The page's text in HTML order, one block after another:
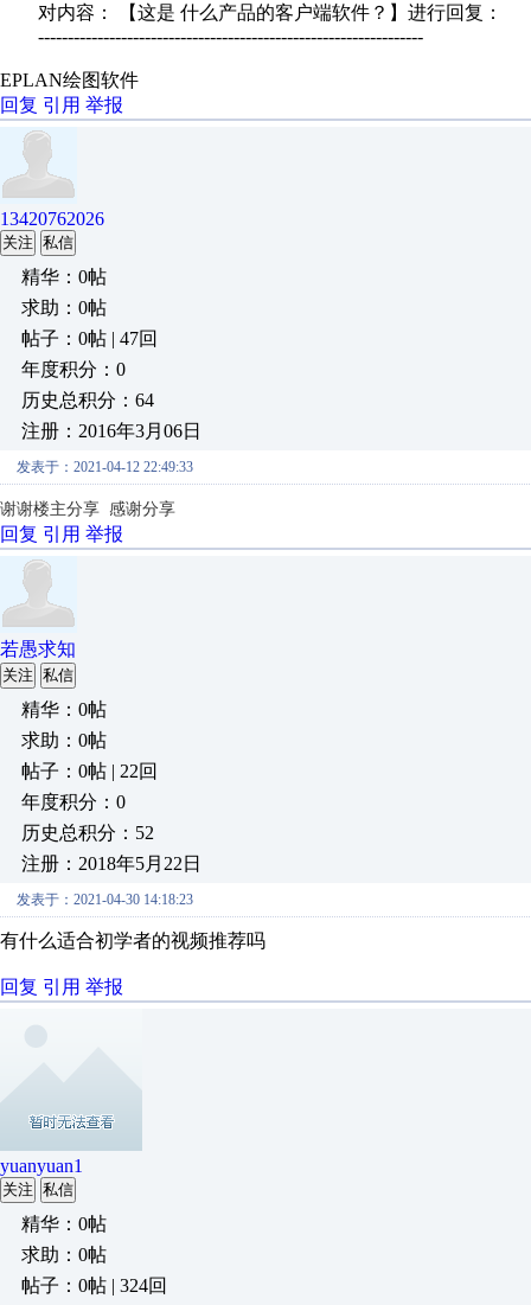
对内容： 【这是 什么产品的客户端软件？】进行回复：
-----------------------------------------------------------------
EPLAN绘图软件
回复 引用 举报
13420762026
关注 私信
精华：0帖
求助：0帖
帖子：0帖 | 47回
年度积分：0
历史总积分：64
注册：2016年3月06日
发表于：2021-04-12 22:49:33
谢谢楼主分享 感谢分享
回复 引用 举报
若愚求知
关注 私信
精华：0帖
求助：0帖
帖子：0帖 | 22回
年度积分：0
历史总积分：52
注册：2018年5月22日
发表于：2021-04-30 14:18:23
有什么适合初学者的视频推荐吗
回复 引用 举报
yuanyuan1
关注 私信
精华：0帖
求助：0帖
帖子：0帖 | 324回